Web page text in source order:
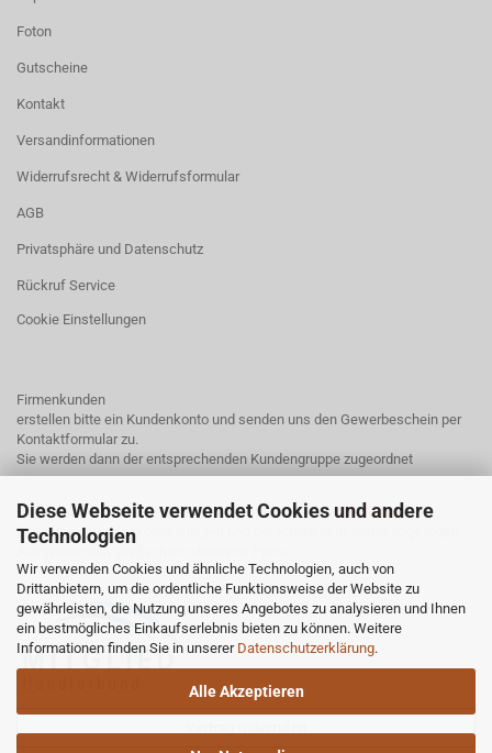
Diese Webseite verwendet Cookies und andere
Technologien
Wir verwenden Cookies und ähnliche Technologien, auch von
Drittanbietern, um die ordentliche Funktionsweise der Website zu
gewährleisten, die Nutzung unseres Angebotes zu analysieren und Ihnen
ein bestmögliches Einkaufserlebnis bieten zu können. Weitere
Informationen finden Sie in unserer Datenschutzerklärung.
Alle Akzeptieren
Foton
Gutscheine
Kontakt
Versandinformationen
Widerrufsrecht & Widerrufsformular
AGB
Privatsphäre und Datenschutz
Rückruf Service
Cookie Einstellungen
Firmenkunden
erstellen bitte ein Kundenkonto und senden uns den Gewerbeschein per
Kontaktformular zu.
Sie werden dann der entsprechenden Kundengruppe zugeordnet
Endkunden mit einem Kundenkonto erhalten bei uns3% Rabatt.
Einfach ein Kundenkonto anlegen und der Rabatt wird sofort abgezogen.
Ausgenommen sind schon rabattierte Preise.